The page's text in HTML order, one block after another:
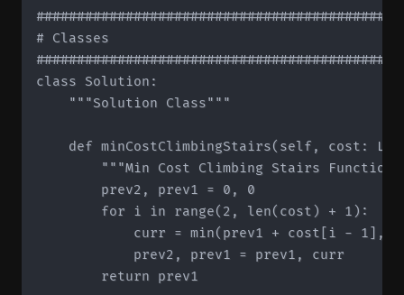
# Classes
class Solution:
    """Solution Class"""
def minCostClimbingStairs(self, cost:
"""Min Cost Climbing Stairs
        prev2, prev1 = 0, 0
        for i in range(2, len(cost) + 1):
curr = min(prev1 + cost[i - 1],
            prev2, prev1 = prev1, curr
        return prev1